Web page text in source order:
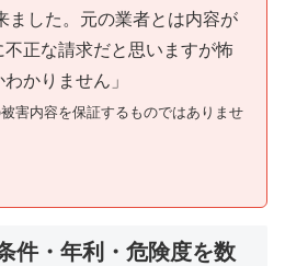
ました。元の業者とは内容が
正な請求だと思いますが怖
かりません」
害内容を保証するものではありませ
件・年利・危険度を数